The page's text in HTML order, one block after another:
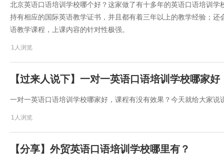
北京英语口语培训学校哪个好？这家做了有十多年的英语口语培训
持有相应的国际英语教学证书，并且都有着三年以上的教学经验；
语教学课程，上课内容的针对性极强。
1人浏览
【过来人说下】一对一英语口语培训学校哪家
一对一英语口语培训学校哪家好，课程有没有效果？今天就给大家
1人浏览
【分享】外贸英语口语培训学校哪里有？